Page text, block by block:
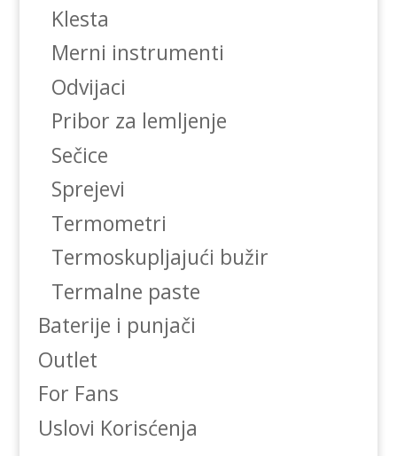
Klesta
Merni instrumenti
Odvijaci
Pribor za lemljenje
Sečice
Sprejevi
Termometri
Termoskupljajući bužir
Termalne paste
Baterije i punjači
Outlet
For Fans
Uslovi Korisćenja